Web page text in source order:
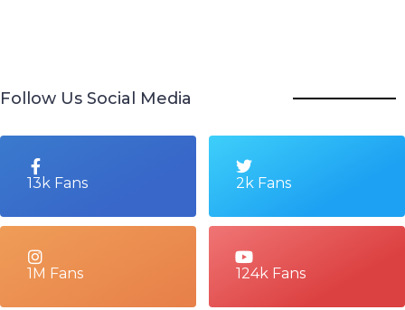
Follow Us Social Media
13k Fans 2k Fans
1M Fans 124k Fans